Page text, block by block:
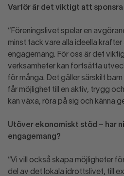
Varför är det viktigt att
“Föreningslivet spelar en
minst tack vare alla ideella
engagemang. För oss är det
verksamheter kan fortsätta
för många. Det gäller särskilt
får möjlighet till en aktiv, trygg
kan växa, röra på sig och känna
Utöver ekonomiskt stöd – har
engagemang?
“Vi vill också skapa möjligheter
del av det lokala idrottslivet, till